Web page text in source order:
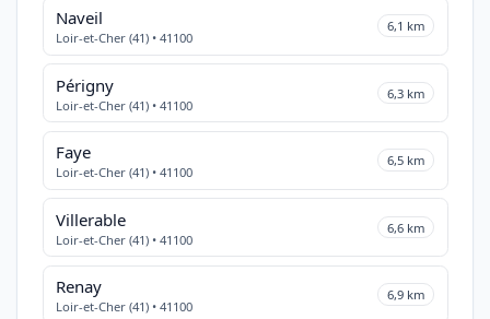
Naveil
Loir-et-Cher (41) • 41100
6,1 km
Périgny
Loir-et-Cher (41) • 41100
6,3 km
Faye
Loir-et-Cher (41) • 41100
6,5 km
Villerable
Loir-et-Cher (41) • 41100
6,6 km
Renay
Loir-et-Cher (41) • 41100
6,9 km